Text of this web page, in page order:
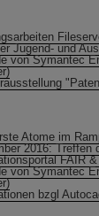
Jugend- und
von Symantec
Atome im
2016: Treffen
FAIR
von Symantec
bzgl